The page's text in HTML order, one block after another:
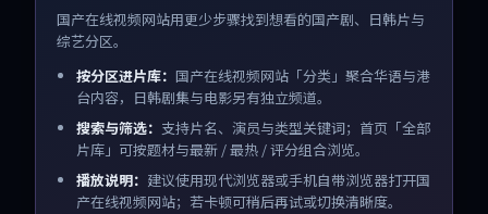
国产在线视频网站用更少步骤找到想看的国产剧、日韩片与
综艺分区。
按分区进片库： 国产在线视频网站「分类」聚合华语与港
台内容，日韩剧集与电影另有独立频道。
搜索与筛选： 支持片名、演员与类型关键词；首页「全部
片库」可按题材与最新 / 最热 / 评分组合浏览。
播放说明： 建议使用现代浏览器或手机自带浏览器打开国
产在线视频网站；若卡顿可稍后再试或切换清晰度。